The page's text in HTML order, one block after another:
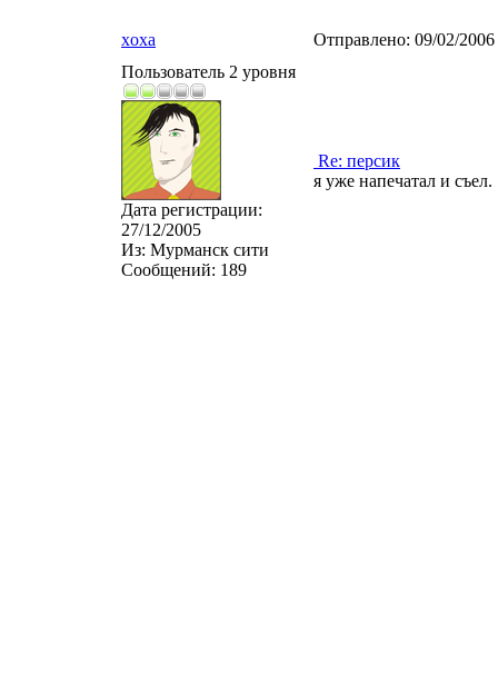
xoxa Отправлено: 09/02/
Пользователь 2 уровня
Дата регистрации:
27/12/2005
Из: Мурманск сити
Сообщений: 189
Re: персик
я уже напечатал и съел.